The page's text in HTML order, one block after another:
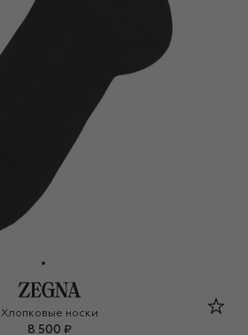
Zegna
Хлопковые носки
8 500 ₽